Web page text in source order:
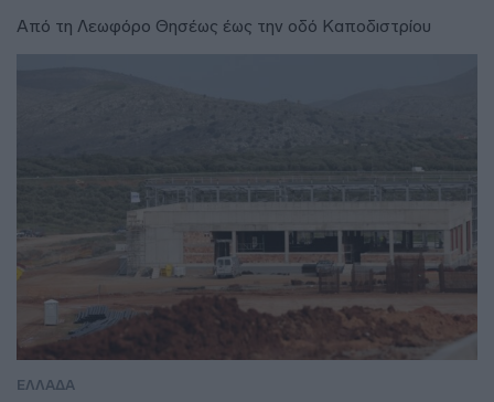
Από τη Λεωφόρο Θησέως έως την οδό Καποδιστρίου
ΕΛΛΑΔΑ